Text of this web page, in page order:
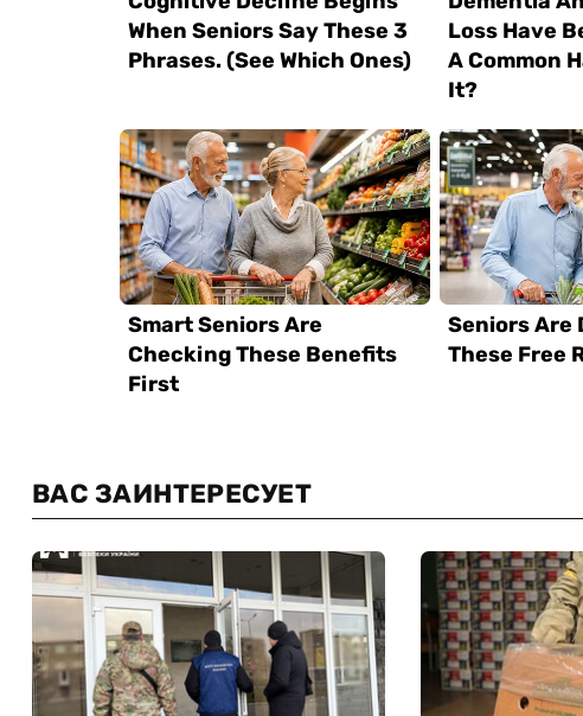
ВАС ЗАИНТЕРЕСУЕТ